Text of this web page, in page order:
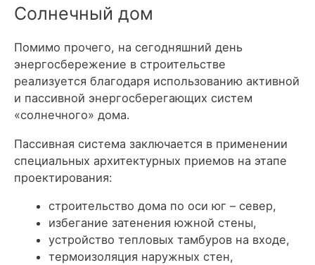
Солнечный дом
Помимо прочего, на сегодняшний день
энергосбережение в строительстве
реализуется благодаря использованию активной
и пассивной энергосберегающих систем
«солнечного» дома.
Пассивная система заключается в применении
специальных архитектурных приемов на этапе
проектирования:
строительство дома по оси юг – север,
избегание затенения южной стены,
устройство тепловых тамбуров на входе,
термоизоляция наружных стен,